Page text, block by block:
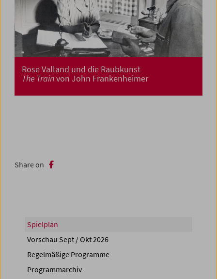
Rose Valland und die Raubkunst
The Trainvon John Frankenheimer
Share on
Spielplan
Vorschau Sept / Okt 2026
Regelmäßige Programme
Programmarchiv